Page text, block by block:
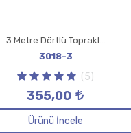
3 Metre Dörtlü Topraklı Priz
3018-3
(5)
355,00
Ürünü İncele